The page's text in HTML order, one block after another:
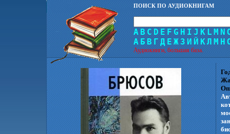
ПОИСК ПО АУДИОКНИГАМ
A B C D E F G H I J K L M N
А Б В Г Д Е Ж З И Й КЛ М Н
Аудиокниги, большая база.